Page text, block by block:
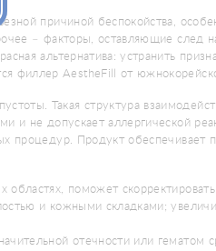
причиной беспокойства,
– факторы, оставляющие
альтернатива: устранить
филлер AestheFill от
Такая структура
и не допускает аллергической
процедур. Продукт обеспечивает
поможет
и кожными складками;
отечности или гематом